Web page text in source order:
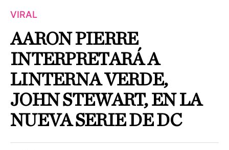
VIRAL
AARON PIERRE
INTERPRETARÁ A
LINTERNA VERDE,
JOHN STEWART, EN LA
NUEVA SERIE DE DC